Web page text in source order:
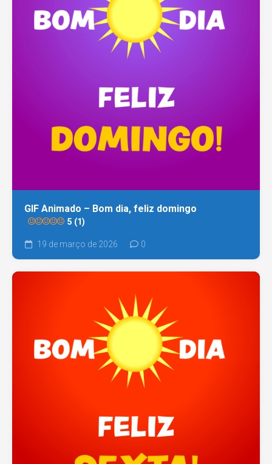
GIF Animado – Bom dia, feliz domingo
5 (1)
19 de março de 2026 0